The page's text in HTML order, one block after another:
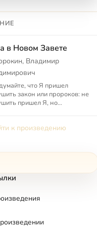
в Новом Завете
Владимир
что Я пришел
закон или пророков: не
пришел Я, но
ни ...
к произведению